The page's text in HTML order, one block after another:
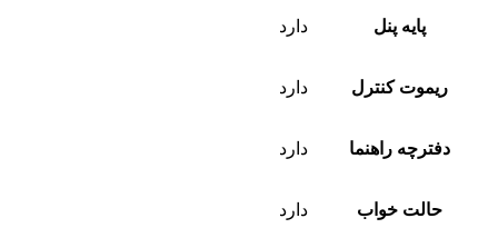
پایه پنل دارد
ریموت کنترل دارد
دفترچه راهنما دارد
حالت خواب دارد